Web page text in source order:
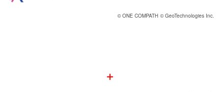
© ONE COMPATH © GeoTechnologies Inc.